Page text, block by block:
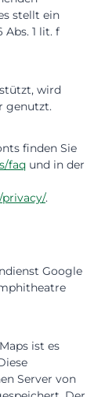
stellt ein
1 lit. f
wird
genutzt.
finden Sie
faq und in der
.
Google
ist es
Server von